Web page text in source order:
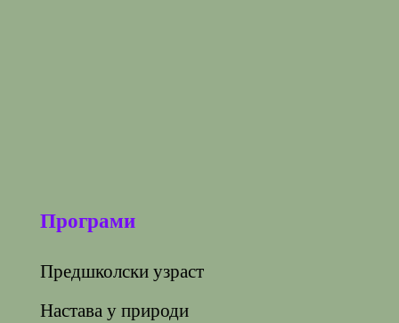
Програми
Предшколски узраст
Настава у природи